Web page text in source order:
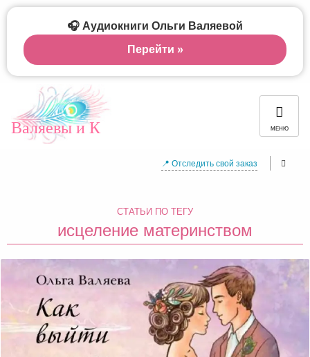
Валяевы и К МЕНЮ
📍 Отследить свой заказ
СТАТЬИ ПО ТЕГУ
исцеление материнством
🎧 Аудиокниги Ольги Валяевой
Перейти »